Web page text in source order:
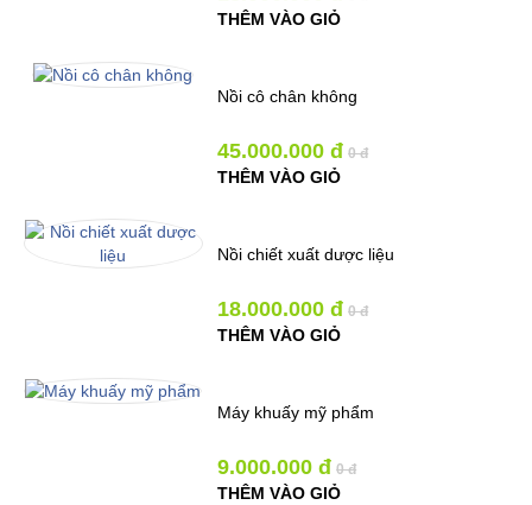
THÊM VÀO GIỎ
Nồi cô chân không
45.000.000 đ 0 đ
THÊM VÀO GIỎ
Nồi chiết xuất dược liệu
18.000.000 đ 0 đ
THÊM VÀO GIỎ
Máy khuấy mỹ phẩm
9.000.000 đ 0 đ
THÊM VÀO GIỎ